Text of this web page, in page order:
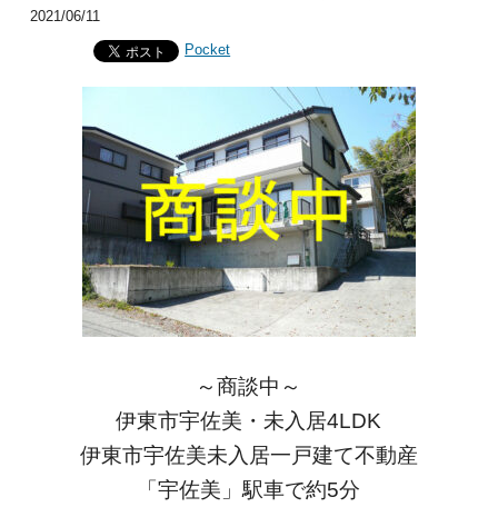
2021/06/11
Pocket
～商談中～
伊東市宇佐美・未入居4LDK
伊東市宇佐美未入居一戸建て不動産
「宇佐美」駅車で約5分